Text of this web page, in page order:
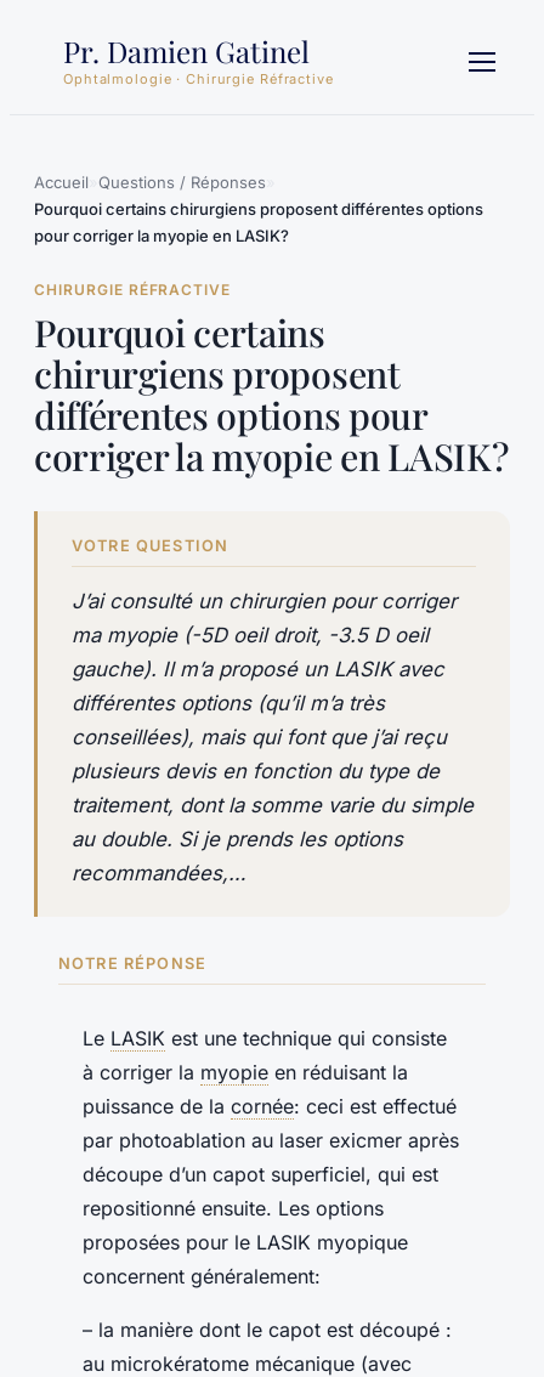
contenu
Pr. Damien Gatinel
Ophtalmologie · Chirurgie Réfractive
Accueil Questions / Réponses
Pourquoi certains chirurgiens proposent différentes options
pour corriger la myopie en LASIK?
CHIRURGIE RÉFRACTIVE
Pourquoi certains
chirurgiens proposent
différentes options pour
corriger la myopie en LASIK?
VOTRE QUESTION
J’ai consulté un chirurgien pour corriger
ma myopie (-5D oeil droit, -3.5 D oeil
gauche). Il m’a proposé un LASIK avec
différentes options (qu’il m’a très
conseillées), mais qui font que j’ai reçu
plusieurs devis en fonction du type de
traitement, dont la somme varie du simple
au double. Si je prends les options
recommandées,…
NOTRE RÉPONSE
Le LASIK est une technique qui consiste
à corriger la myopie en réduisant la
puissance de la cornée: ceci est effectué
par photoablation au laser exicmer après
découpe d’un capot superficiel, qui est
repositionné ensuite. Les options
proposées pour le LASIK myopique
concernent généralement:
– la manière dont le capot est découpé :
au microkératome mécanique (avec